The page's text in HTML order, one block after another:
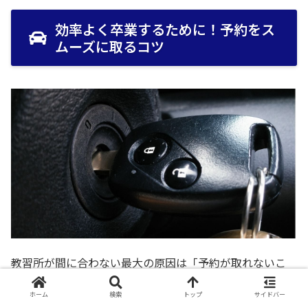
効率よく卒業するために！予約をス
ムーズに取るコツ
教習所が間に合わない最大の原因は「予約が取れないこ
と」です。期限までのカウントダウンを止めることはでき
ホーム 検索 トップ サイドバー